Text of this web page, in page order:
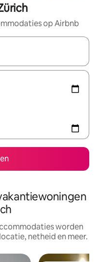
op Airbnb
zijn, maak je een keuze
worden
netheid en meer.